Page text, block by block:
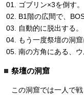
ゴブリン×3を倒す。
B1階の広間で、
自動的に脱出する。
もう一度祭壇の洞
南の方角にある、ウ
祭壇の洞窟
この洞窟では一人で